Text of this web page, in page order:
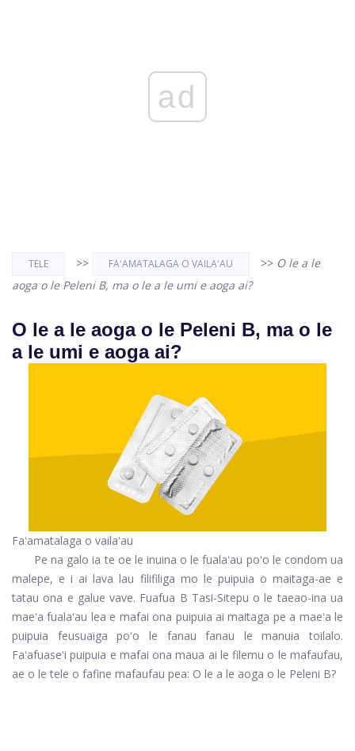
ad
TELE >> FAʻAMATALAGA O VAILAʻAU >> O le a le
aoga o le Peleni B, ma o le a le umi e aoga ai?
O le a le aoga o le Peleni B, ma o le
a le umi e aoga ai?
Faʻamatalaga o vailaʻau
Pe na galo ia te oe le inuina o le fualaʻau poʻo le condom ua
malepe, e i ai lava lau filifiliga mo le puipuia o maitaga-ae e
tatau ona e galue vave. Fuafua B Tasi-Sitepu o le taeao-ina ua
maeʻa fualaʻau lea e mafai ona puipuia ai maitaga pe a maeʻa le
puipuia feusuaiga poʻo le fanau fanau le manuia toilalo.
Faʻafuaseʻi puipuia e mafai ona maua ai le filemu o le mafaufau,
ae o le tele o fafine mafaufau pea: O le a le aoga o le Peleni B?